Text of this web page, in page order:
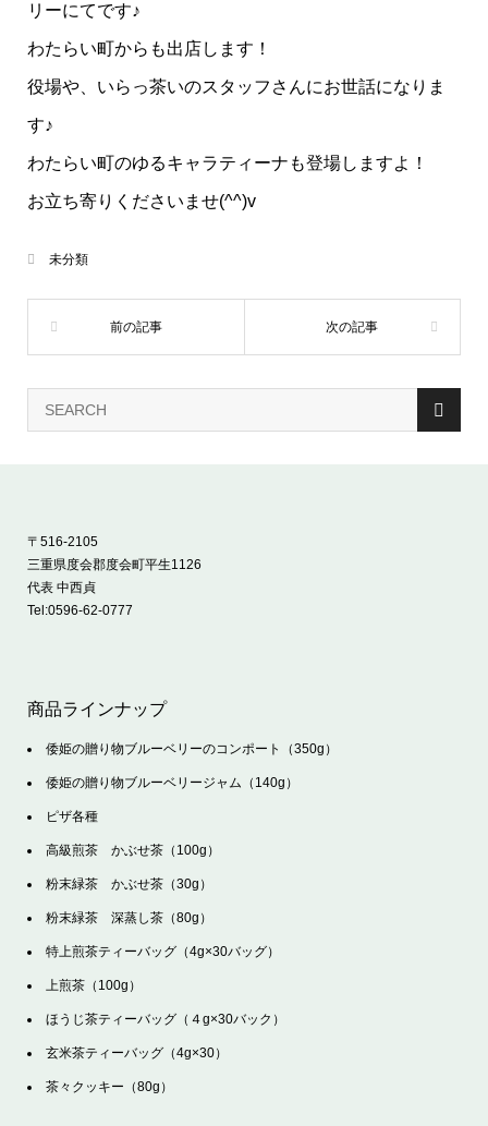
リーにてです♪
わたらい町からも出店します！
役場や、いらっ茶いのスタッフさんにお世話になりま
す♪
わたらい町のゆるキャラティーナも登場しますよ！
お立ち寄りくださいませ(^^)v
未分類
〒516-2105
三重県度会郡度会町平生1126
代表 中西貞
Tel:0596-62-0777
商品ラインナップ
倭姫の贈り物ブルーベリーのコンポート（350g）
倭姫の贈り物ブルーベリージャム（140g）
ピザ各種
高級煎茶 かぶせ茶（100g）
粉末緑茶 かぶせ茶（30g）
粉末緑茶 深蒸し茶（80g）
特上煎茶ティーバッグ（4g×30バッグ）
上煎茶（100g）
ほうじ茶ティーバッグ（４g×30バック）
玄米茶ティーバッグ（4g×30）
茶々クッキー（80g）